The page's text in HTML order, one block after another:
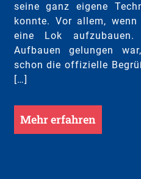
seine ganz eigene
konnte. Vor allem,
eine Lok aufzubauen.
Aufbauen gelungen
schon die offizielle
[…]
Mehr erfahren